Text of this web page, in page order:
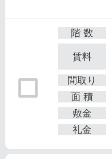
階 数
賃料
間取り
面 積
敷金
礼金